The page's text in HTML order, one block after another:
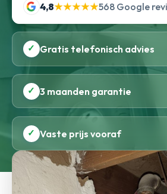
4,8★★★★★568 Google
✓ Gratis telefonisch advies
✓ 3 maanden garantie
✓ Vaste prijs vooraf